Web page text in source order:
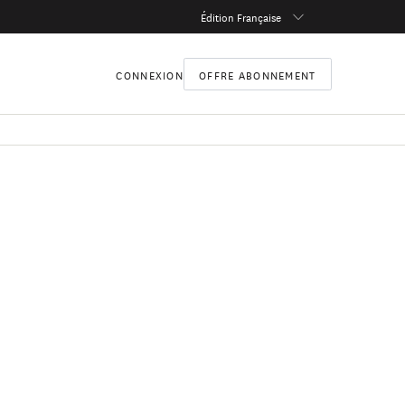
Édition Française
CONNEXION OFFRE ABONNEMENT